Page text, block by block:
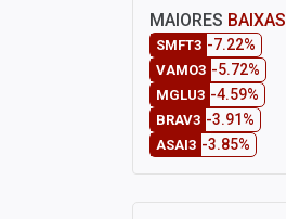
MAIORES BAIXAS
SMFT3 -7.22%
VAMO3 -5.72%
MGLU3 -4.59%
BRAV3 -3.91%
ASAI3 -3.85%